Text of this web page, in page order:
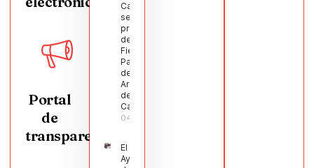
Portal
de
transparencia
Castellanos
será el
pregonero
de las
Fiestas
Patronales
de
Argamasilla
de
Calatrava
04/08/2026
El
Ayuntamiento